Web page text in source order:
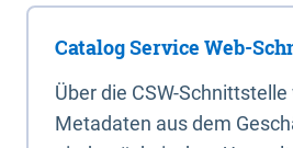
Catalog Service Web-
Über die CSW-
Metadaten aus dem